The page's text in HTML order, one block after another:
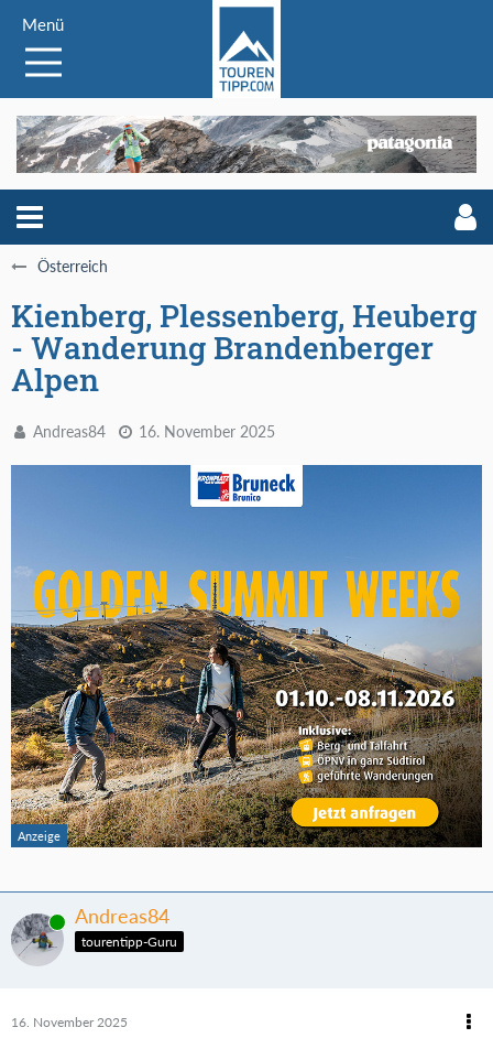
Menü
Österreich
Kienberg, Plessenberg, Heuberg
- Wanderung Brandenberger
Alpen
Andreas84 16. November 2025
Online Andreas84
tourentipp-Guru
16. November 2025